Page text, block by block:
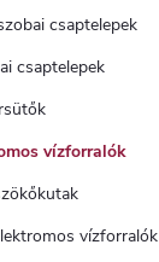
csaptelepek
csaptelepek
vízforralók
vízforralók